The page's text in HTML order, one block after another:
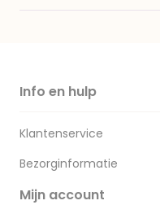
Info en hulp
Klantenservice
Bezorginformatie
Mijn account